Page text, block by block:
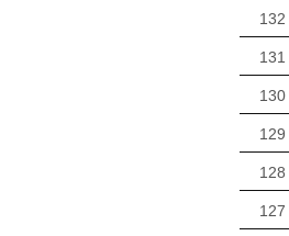
132
131
130
129
128
127